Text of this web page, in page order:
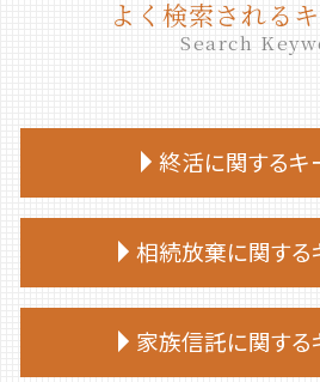
よく検索される
Search
終活に関するキ
終活 始める時期
終活 注意点
相続放棄に関する
相続放棄 期限家族信託に関する